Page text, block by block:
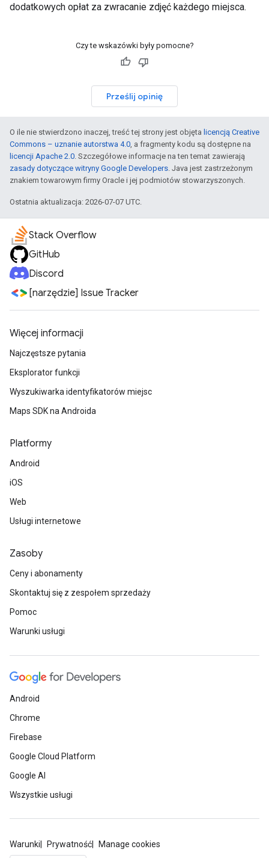
dodatkowych opłat za zwracanie zdjęć każdego miejsca.
Czy te wskazówki były pomocne?
Prześlij opinię
O ile nie stwierdzono inaczej, treść tej strony jest objęta licencją Creative
Commons – uznanie autorstwa 4.0 , a fragmenty kodu są dostępne na
licencji Apache 2.0 . Szczegółowe informacje na ten temat zawierają
zasady dotyczące witryny Google Developers . Java jest zastrzeżonym
znakiem towarowym firmy Oracle i jej podmiotów stowarzyszonych.
Ostatnia aktualizacja: 2026-07-07 UTC.
Stack Overflow
GitHub
Discord
[narzędzie] Issue Tracker
Więcej informacji
Najczęstsze pytania
Eksplorator funkcji
Wyszukiwarka identyfikatorów miejsc
Maps SDK na Androida
Platformy
Android
iOS
Web
Usługi internetowe
Zasoby
Ceny i abonamenty
Skontaktuj się z zespołem sprzedaży
Pomoc
Warunki usługi
Android
Chrome
Firebase
Google Cloud Platform
Google AI
Wszystkie usługi
Warunki Prywatność Manage cookies